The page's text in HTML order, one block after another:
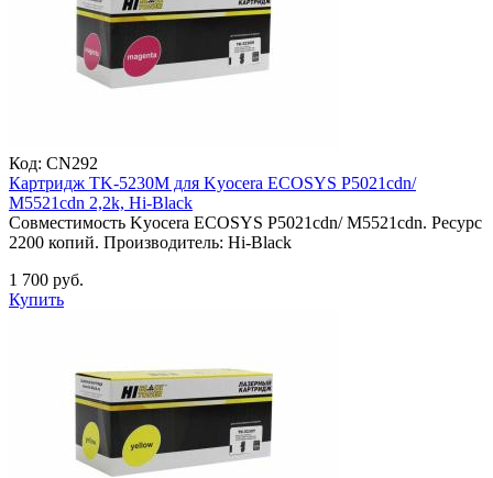
Код: CN292
Картридж TK-5230M для Kyocera ECOSYS P5021cdn/
M5521cdn 2,2k, Hi-Black
Совместимость Kyocera ECOSYS P5021cdn/ M5521cdn. Ресурс
2200 копий. Производитель: Hi-Black
1 700 руб.
Купить